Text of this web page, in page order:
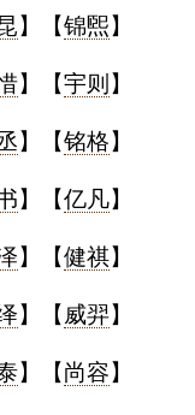
】【锦煕】
】【宇则 】
】【铭格】
】【亿凡】
】【健祺】
】【 威羿】
】【尚容】